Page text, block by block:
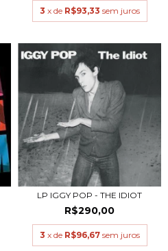
3 x de R$93,33 sem juros
LP IGGY POP - THE IDIOT
R$290,00
3 x de R$96,67 sem juros